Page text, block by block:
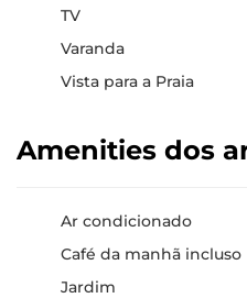
TV
Varanda
Vista para a Praia
Amenities dos
Ar condicionado
Café da manhã incluso
Jardim